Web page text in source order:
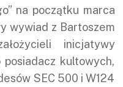
na początku marca
wywiad z Bartoszem
inicjatywy
posiadacz kultowych,
SEC 500 i W124